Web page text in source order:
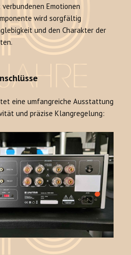
Emotionen
wird sorgfältig
und den Charakter der
eine umfangreiche Ausstattung
und präzise Klangregelung: